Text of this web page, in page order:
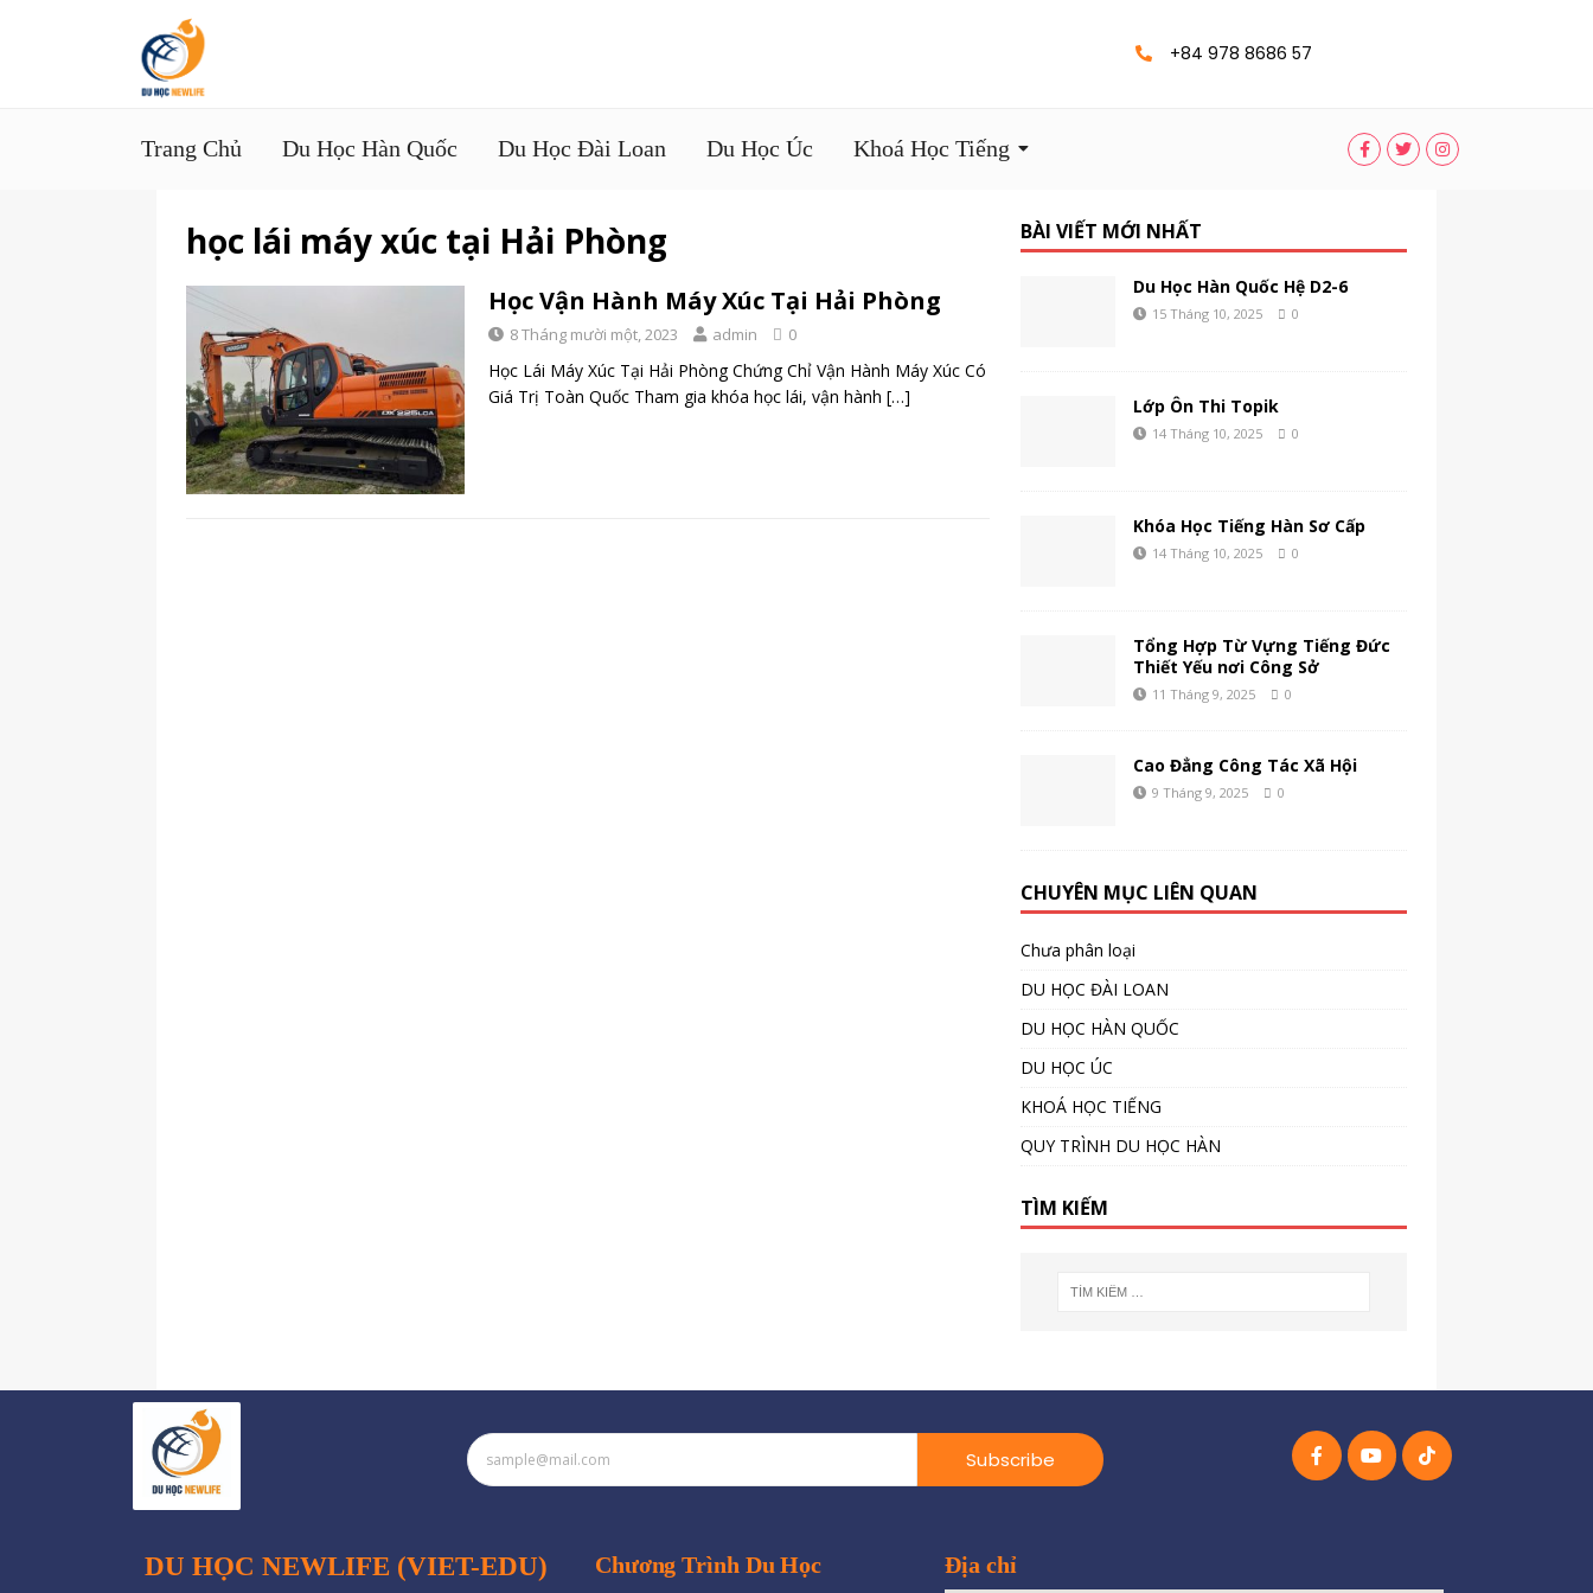
+84 978 8686 57
Trang Chủ Du Học Hàn Quốc Du Học Đài Loan Du Học Úc Khoá Học Tiếng
học lái máy xúc tại Hải Phòng
Học Vận Hành Máy Xúc Tại Hải Phòng
8 Tháng mười một, 2023 admin 0
Học Lái Máy Xúc Tại Hải Phòng Chứng Chỉ Vận Hành Máy Xúc Có
Giá Trị Toàn Quốc Tham gia khóa học lái, vận hành […]
BÀI VIẾT MỚI NHẤT
Du Học Hàn Quốc Hệ D2-6
15 Tháng 10, 2025 0
Lớp Ôn Thi Topik
14 Tháng 10, 2025 0
Khóa Học Tiếng Hàn Sơ Cấp
14 Tháng 10, 2025 0
Tổng Hợp Từ Vựng Tiếng Đức
Thiết Yếu nơi Công Sở
11 Tháng 9, 2025 0
Cao Đẳng Công Tác Xã Hội
9 Tháng 9, 2025 0
CHUYÊN MỤC LIÊN QUAN
Chưa phân loại
DU HỌC ĐÀI LOAN
DU HỌC HÀN QUỐC
DU HỌC ÚC
KHOÁ HỌC TIẾNG
QUY TRÌNH DU HỌC HÀN
TÌM KIẾM
Subscribe
DU HỌC NEWLIFE (VIET-EDU) Chương Trình Du Học Địa chỉ